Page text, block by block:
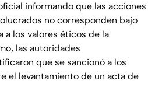
informando que las acciones
no corresponden bajo
a los valores éticos de la
las autoridades
que se sancionó a los
el levantamiento de un acta de